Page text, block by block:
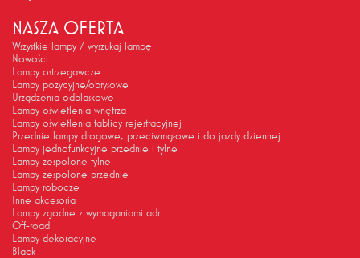
NASZA OFERTA
Wszystkie lampy / wyszukaj lampę
Nowości
Lampy ostrzegawcze
Lampy pozycyjne/obrysowe
Urządzenia odblaskowe
Lampy oświetlenia wnętrza
Lampy oświetlenia tablicy rejestracyjnej
Przednie lampy drogowe, przeciwmgłowe i do jazdy dziennej
Lampy jednofunkcyjne przednie i tylne
Lampy zespolone tylne
Lampy zespolone przednie
Lampy robocze
Inne akcesoria
Lampy zgodne z wymaganiami adr
Off-road
Lampy dekoracyjne
Black